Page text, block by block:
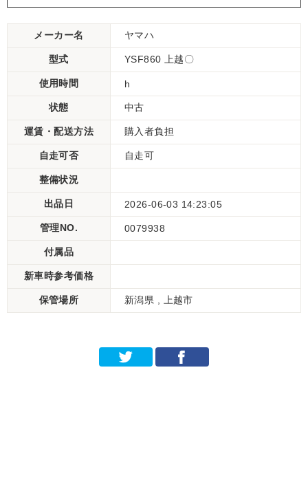
メーカー名 ヤマハ
型式 YSF860 上越〇
使用時間 h
状態 中古
運賃・配送方法 購入者負担
自走可否 自走可
整備状況
出品日 2026-06-03 14:23:05
管理NO. 0079938
付属品
新車時参考価格
保管場所 新潟県 , 上越市